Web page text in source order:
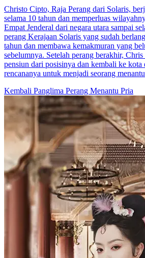
Kejayaan Seumur Hidup
75 Episodes
Fandi Susono dan ibunya, Sekar Harsya,